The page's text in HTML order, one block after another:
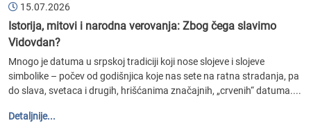
15.07.2026
Istorija, mitovi i narodna verovanja: Zbog čega slavimo
Vidovdan?
Mnogo je datuma u srpskoj tradiciji koji nose slojeve i slojeve
simbolike – počev od godišnjica koje nas sete na ratna stradanja, pa
do slava, svetaca i drugih, hrišćanima značajnih, „crvenih“ datuma....
Detaljnije...